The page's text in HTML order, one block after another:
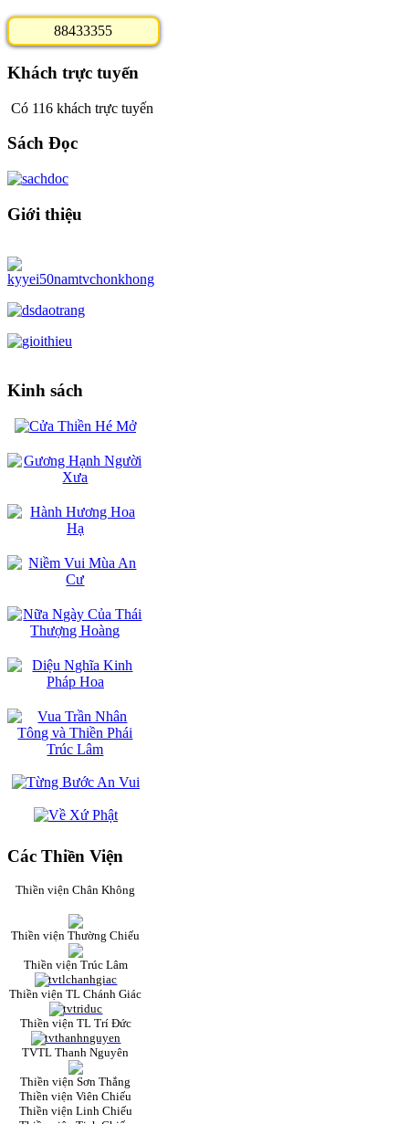
88433355
Khách trực tuyến
Có 116 khách trực tuyến
Sách Đọc
Giới thiệu
Kinh sách
Các Thiền Viện
Thiền viện Chân Không
Thiền viện Thường Chiếu
Thiền viện Trúc Lâm
Thiền viện TL Chánh Giác
Thiền viện TL Trí Đức
TVTL Thanh Nguyên
Thiền viện Sơn Thắng
Thiền viện Viên Chiếu
Thiền viện Linh Chiếu